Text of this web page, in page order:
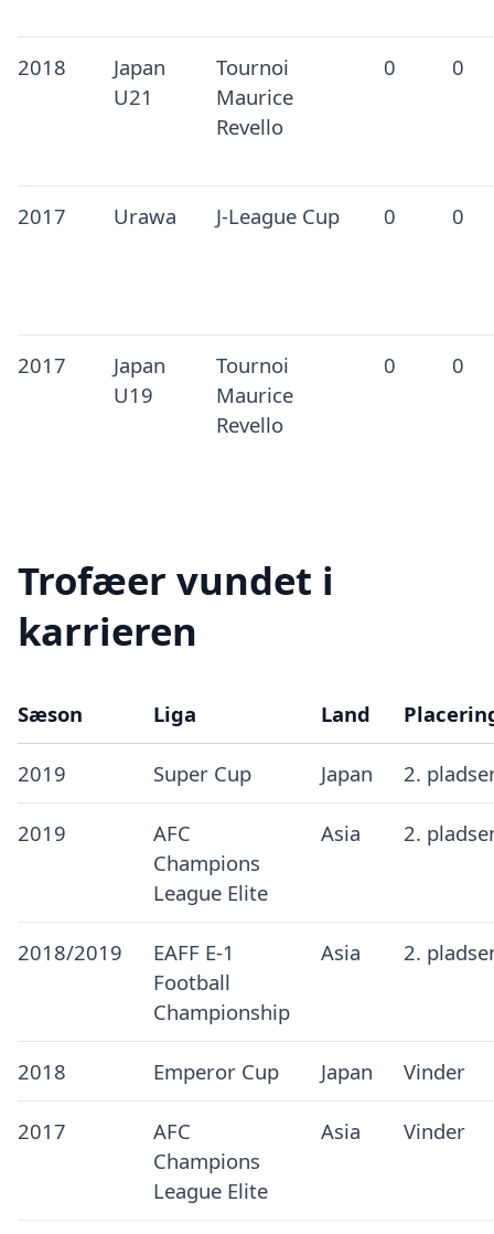
2018
Japan
U21
Tournoi
Maurice
Revello
0 0
2017 Urawa J-League Cup 0 0
2017
Japan
U19
Tournoi
Maurice
Revello
0 0
Trofæer vundet i
karrieren
Sæson Liga Land
2019 Super Cup Japan 2.
2019
AFC
Champions
League Elite
Asia 2.
2018/2019
EAFF E-1
Football
Championship
Asia 2.
2018 Emperor Cup Japan Vinder
2017
AFC
Champions
League Elite
Asia Vinder